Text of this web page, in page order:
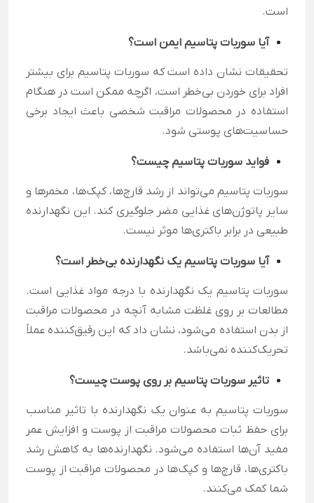
است.
آیا سوربات پتاسیم ایمن است؟
تحقیقات نشان داده است که سوربات پتاسیم برای بیشتر
افراد برای خوردن بی‌خطر است، اگرچه ممکن است در هنگام
استفاده در محصولات مراقبت شخصی باعث ایجاد برخی
حساسیت‌های پوستی شود.
فواید سوربات پتاسیم چیست؟
سوربات پتاسیم می‌تواند از رشد قارچ‌ها، کپک‌ها، مخمرها و
سایر پاتوژن‌های غذایی مضر جلوگیری کند. این نگهدارنده
طبیعی در برابر باکتری‌ها موثر نیست.
آیا سوربات پتاسیم یک نگهدارنده بی‌خطر است؟
سوربات پتاسیم یک نگهدارنده با درجه مواد غذایی است.
مطالعات بر روی غلظت مشابه آنچه در محصولات مراقبت
از بدن استفاده می‌شود، نشان داد که این رقیق‌کننده عملاً
تحریک‌کننده نمی‌باشد.
تاثیر سوربات پتاسیم بر روی پوست چیست؟
سوربات پتاسیم به عنوان یک نگهدارنده با تاثیر مناسب
برای حفظ ثبات محصولات مراقبت از پوست و افزایش عمر
مفید آن‌ها استفاده می‌شود. نگهدارنده‌ها به کاهش رشد
باکتری‌ها، قارچ‌ها و کپک‌ها در محصولات مراقبت از پوست
شما کمک می‌کنند.